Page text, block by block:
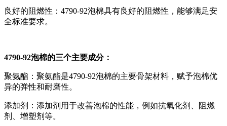
良好的阻燃性：4790-92泡棉具有良好的阻燃性，能够满足安
全标准要求。
4790-92泡棉的三个主要成分：
聚氨酯：聚氨酯是4790-92泡棉的主要骨架材料，赋予泡棉优
异的弹性和耐磨性。
添加剂：添加剂用于改善泡棉的性能，例如抗氧化剂、阻燃
剂、增塑剂等。